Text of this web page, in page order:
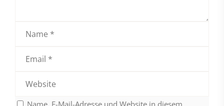
Name, E-Mail-Adresse und Website in diesem